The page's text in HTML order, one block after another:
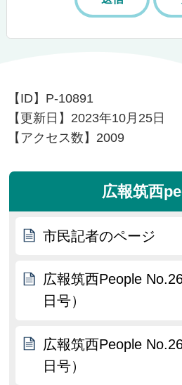
【ID】 P-10891
【更新日】 2023年10月25日
【アクセス数】 2009
広報筑西
市民記者のページ
広報筑西People
日号）
広報筑西People
日号）